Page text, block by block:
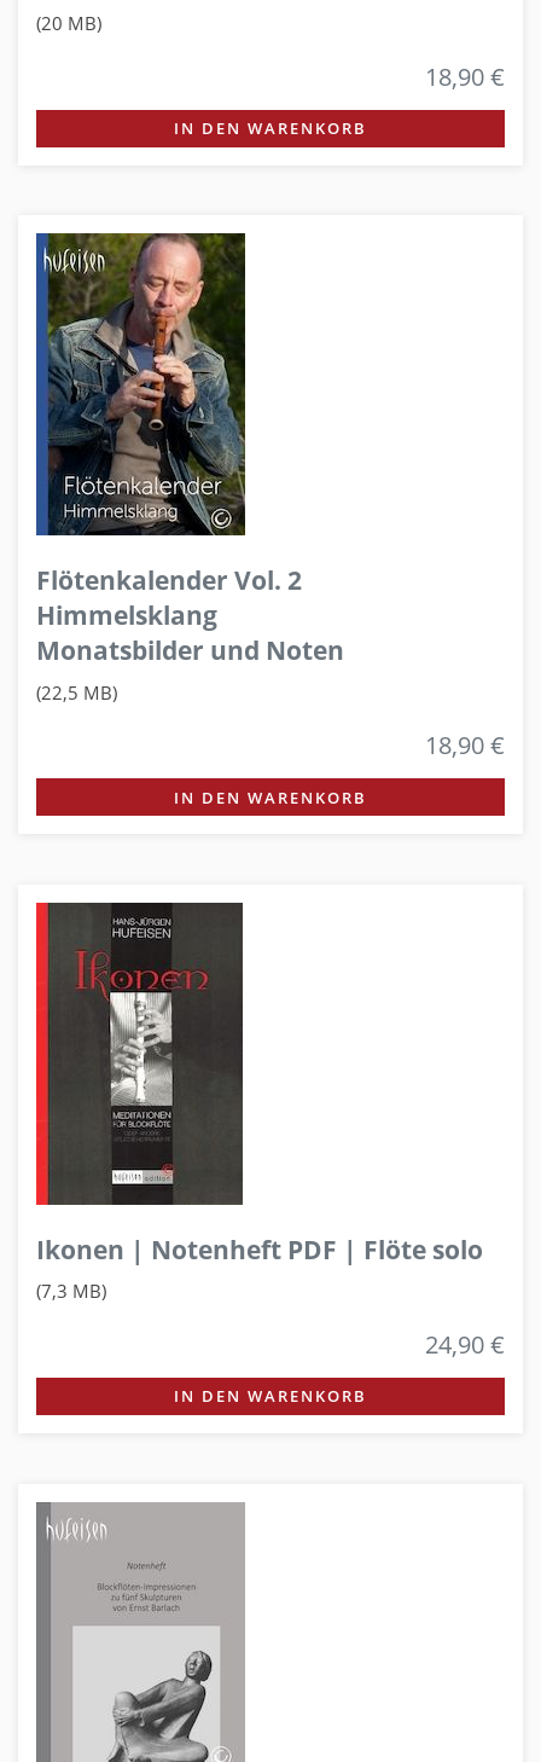
(20 MB)
18,90 €
IN DEN WARENKORB
Flötenkalender Vol. 2
Himmelsklang
Monatsbilder und Noten
(22,5 MB)
18,90 €
IN DEN WARENKORB
Ikonen | Notenheft PDF | Flöte solo
(7,3 MB)
24,90 €
IN DEN WARENKORB